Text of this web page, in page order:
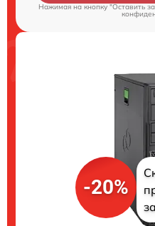
Нажимая на кнопку "Оставить
-20%